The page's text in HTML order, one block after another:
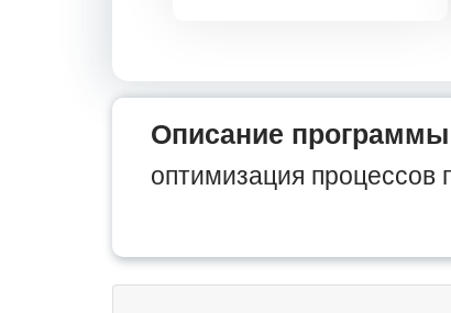
Описание
оптимизация процессов